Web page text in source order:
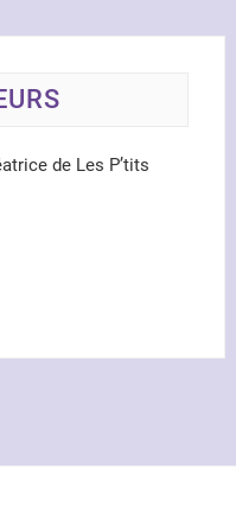
de Les P’tits